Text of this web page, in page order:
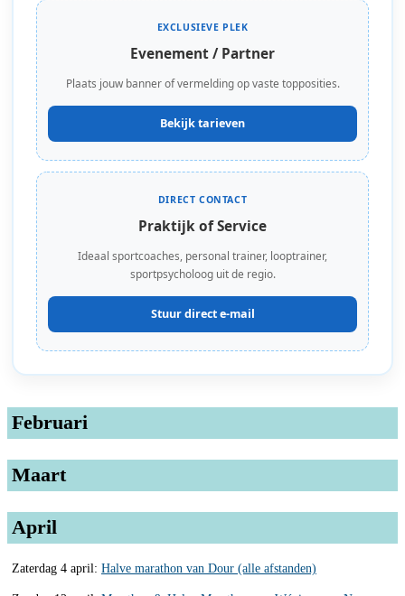
EXCLUSIEVE PLEK
Evenement / Partner
Plaats jouw banner of vermelding op vaste topposities.
Bekijk tarieven
DIRECT CONTACT
Praktijk of Service
Ideaal sportcoaches, personal trainer, looptrainer,
sportpsycholoog uit de regio.
Stuur direct e-mail
Februari
Maart
April
Zaterdag 4 april: Halve marathon van Dour (alle afstanden)